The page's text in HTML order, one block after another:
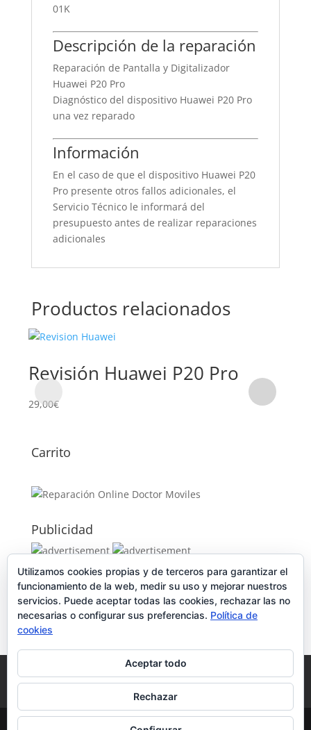
01K
Descripción de la reparación
Reparación de Pantalla y Digitalizador
Huawei P20 Pro
Diagnóstico del dispositivo Huawei P20 Pro
una vez reparado
Información
En el caso de que el dispositivo Huawei P20
Pro presente otros fallos adicionales, el
Servicio Técnico le informará del
presupuesto antes de realizar reparaciones
adicionales
Productos relacionados
Revisión Huawei P20 Pro
29,00€
Carrito
Publicidad
Publicidad
Política de Cookies
Condiciones y Privacidad
Tienda
© DoctorMoviles.com | Sitio Construido por
Utilizamos cookies propias y de terceros para garantizar el
funcionamiento de la web, medir su uso y mejorar nuestros
servicios. Puede aceptar todas las cookies, rechazar las no
necesarias o configurar sus preferencias. Política de
cookies
Aceptar todo
Rechazar